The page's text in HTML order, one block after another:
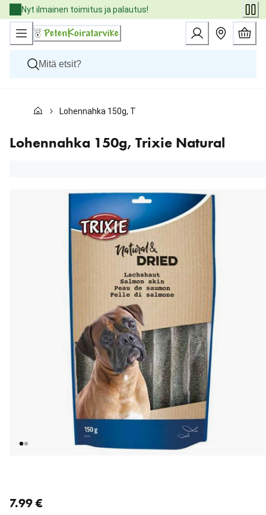
Skip
to
Content
Nyt ilmainen toimitus ja palautus!
Kissat
Eläinlääkäriruoat
Tuotemerkit
Lohennahka 150g, Trixie Natural
Lohennahka 150g, Trixie Natural
7.99 €